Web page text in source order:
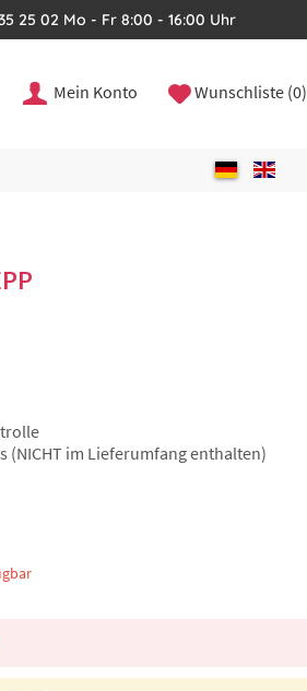
25 02 Mo - Fr 8:00 - 16:00 Uhr
Mein Konto Wunschliste (0)
(NICHT im Lieferumfang enthalten)